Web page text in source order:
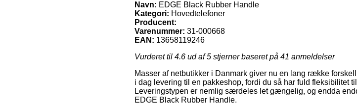
Navn: EDGE Black Rubber Handle
Kategori: Hovedtelefoner
Producent:
Varenummer: 31-000668
EAN: 13658119246
Vurderet til 4.6 ud af 5 stjerner baseret på 41 anmeldelser
Masser af netbutikker i Danmark giver nu en lang række
i dag levering til en pakkeshop, fordi du så har fuld fleksibilitet
Leveringstypen er nemlig særdeles let gængelig, og endda
EDGE Black Rubber Handle.